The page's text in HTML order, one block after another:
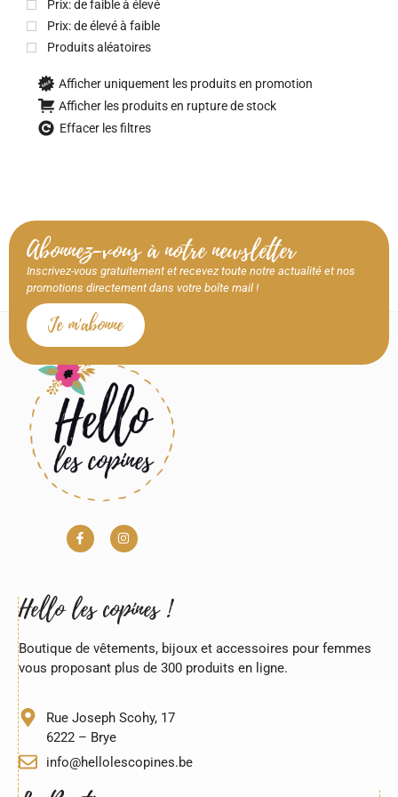
Prix: de faible à élevé
Prix: de élevé à faible
Produits aléatoires
Afficher uniquement les produits en promotion
Afficher les produits en rupture de stock
Effacer les filtres
Abonnez-vous à notre newsletter
Inscrivez-vous gratuitement et recevez toute notre actualité et nos
promotions directement dans votre boîte mail !
Je m'abonne
Hello les copines !
Boutique de vêtements, bijoux et accessoires pour
femmes vous proposant plus de 300 produits en ligne.
Rue Joseph Scohy, 17
6222 – Brye
info@hellolescopines.be